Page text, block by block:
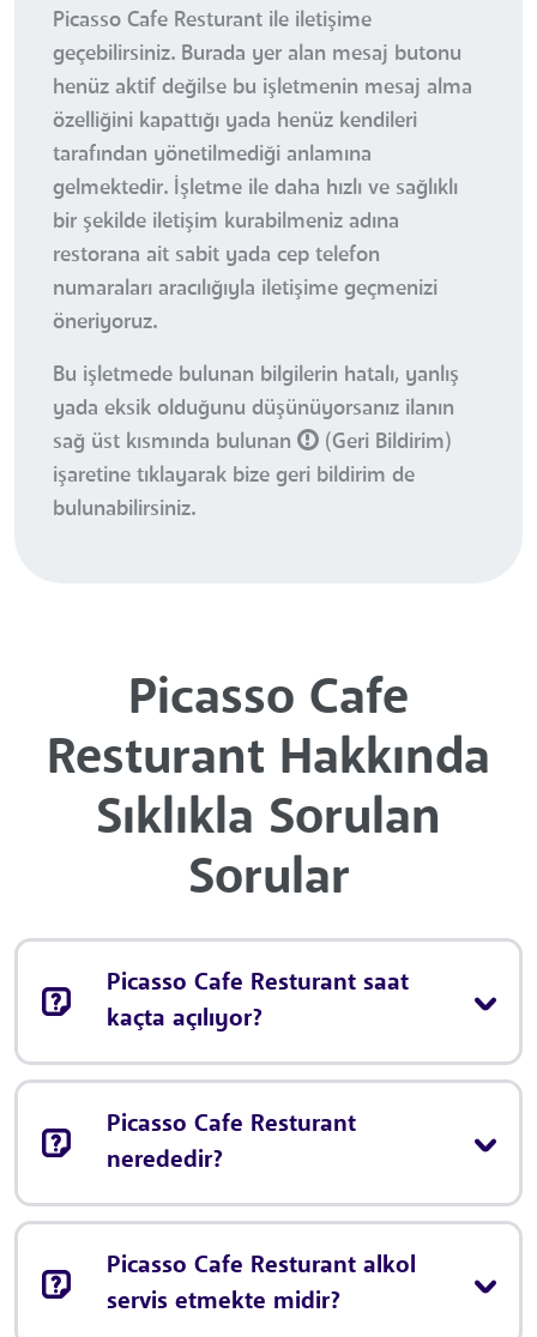
Picasso Cafe Resturant ile iletişime
geçebilirsiniz. Burada yer alan mesaj butonu
henüz aktif değilse bu işletmenin mesaj alma
özelliğini kapattığı yada henüz kendileri
tarafından yönetilmediği anlamına
gelmektedir. İşletme ile daha hızlı ve sağlıklı
bir şekilde iletişim kurabilmeniz adına
restorana ait sabit yada cep telefon
numaraları aracılığıyla iletişime geçmenizi
öneriyoruz.
Bu işletmede bulunan bilgilerin hatalı, yanlış
yada eksik olduğunu düşünüyorsanız ilanın
sağ üst kısmında bulunan
(Geri Bildirim)
işaretine tıklayarak bize geri bildirim de
bulunabilirsiniz.
Picasso Cafe
Resturant Hakkında
Sıklıkla Sorulan
Sorular
Picasso Cafe Resturant saat
kaçta açılıyor?
Picasso Cafe Resturant
nerededir?
Picasso Cafe Resturant alkol
servis etmekte midir?